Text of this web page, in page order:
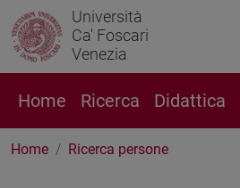
Università
Ca' Foscari
Venezia
Home Ricerca Didattica
Home Ricerca persone